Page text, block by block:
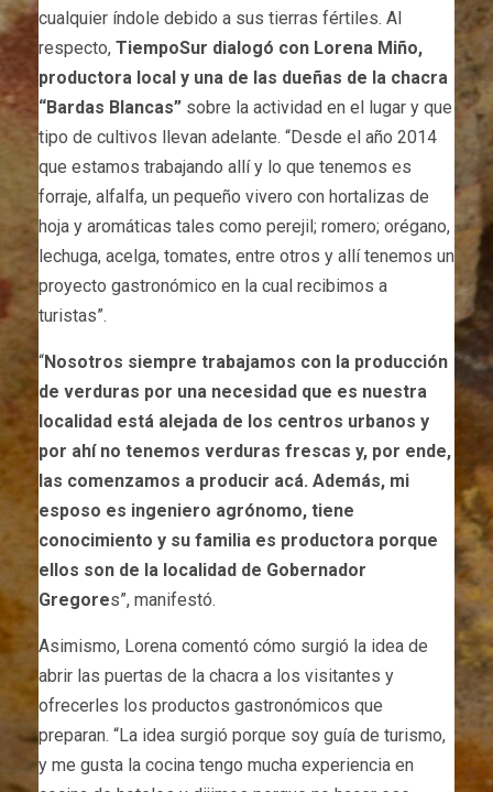
cualquier índole debido a sus tierras fértiles. Al
respecto, TiempoSur dialogó con Lorena Miño,
productora local y una de las dueñas de la chacra
“Bardas Blancas” sobre la actividad en el lugar y que
tipo de cultivos llevan adelante. “Desde el año 2014
que estamos trabajando allí y lo que tenemos es
forraje, alfalfa, un pequeño vivero con hortalizas de
hoja y aromáticas tales como perejil; romero; orégano,
lechuga, acelga, tomates, entre otros y allí tenemos un
proyecto gastronómico en la cual recibimos a
turistas”.
“Nosotros siempre trabajamos con la producción
de verduras por una necesidad que es nuestra
localidad está alejada de los centros urbanos y
por ahí no tenemos verduras frescas y, por ende,
las comenzamos a producir acá. Además, mi
esposo es ingeniero agrónomo, tiene
conocimiento y su familia es productora porque
ellos son de la localidad de Gobernador
Gregores”, manifestó.
Asimismo, Lorena comentó cómo surgió la idea de
abrir las puertas de la chacra a los visitantes y
ofrecerles los productos gastronómicos que
preparan. “La idea surgió porque soy guía de turismo,
y me gusta la cocina tengo mucha experiencia en